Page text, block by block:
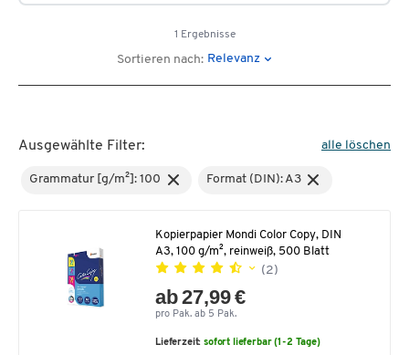
1 Ergebnisse
Sortieren nach: Relevanz
Ausgewählte Filter: alle löschen
Grammatur [g/m²]: 100 Format (DIN): A3
Kopierpapier Mondi Color Copy, DIN
A3, 100 g/m², reinweiß, 500 Blatt
(2)
ab 27,99 €
pro Pak. ab 5 Pak.
Lieferzeit:sofort lieferbar (1-2 Tage)